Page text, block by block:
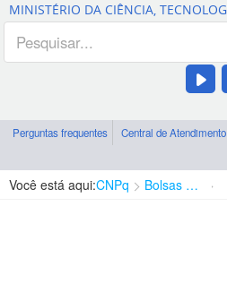
MINISTÉRIO DA CIÊNCIA,
Perguntas frequentes Central de Atendimento
Você está aqui:CNPq Bolsas e Auxílios Vigentes